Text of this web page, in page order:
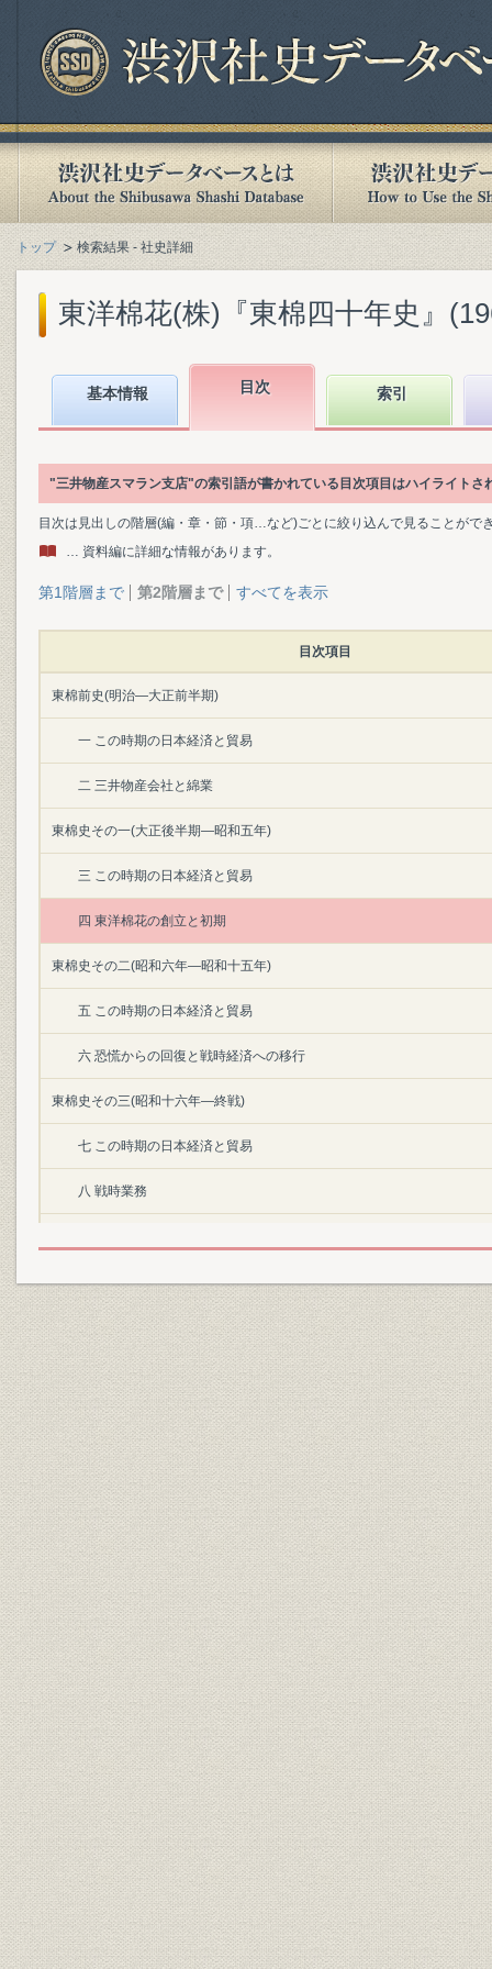
トップ 検索結果 - 社史詳細
東洋棉花(株)『東棉四十年史』
基本情報 目次 索引
"三井物産スマラン支店"の索引語が書かれている目次項目はハイライトさ
目次は見出しの階層(編・章・節・項…など)ごとに絞り込んで見ることがで
… 資料編に詳細な情報があります。
第1階層まで 第2階層まで すべてを表示
目次項目
東棉前史(明治―大正前半期)
一 この時期の日本経済と貿易
二 三井物産会社と綿業
東棉史その一(大正後半期―昭和五年)
三 この時期の日本経済と貿易
四 東洋棉花の創立と初期
東棉史その二(昭和六年―昭和十五年)
五 この時期の日本経済と貿易
六 恐慌からの回復と戦時経済への移行
東棉史その三(昭和十六年―終戦)
七 この時期の日本経済と貿易
八 戦時業務
九 占領政策と当社の再建
東棉史その五(朝鮮動乱勃発―昭和三十四年三月)
一〇 社業の拡張とその調整
一一 経営の多角・総合化
現況(昭和三十四年四月以降)
関係会社
一 戦前における関係会社
二 戦後における関係会社
資料
索引
題署 取締役社長 鈴木重光
序文 取締役社長 鈴木重光
あとがき 東棉四十年史編纂室